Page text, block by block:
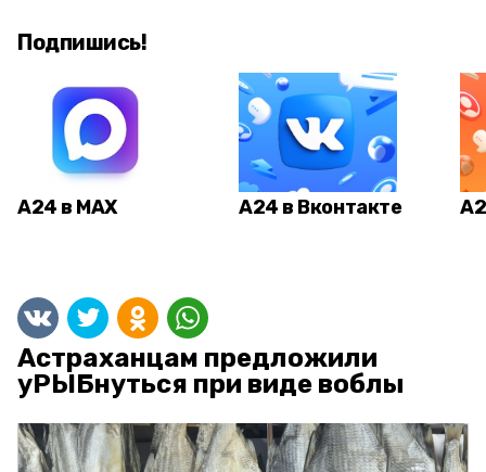
Подпишись!
А24 в MAX А24 в Вконтакте
Астраханцам предложили
уРЫБнуться при виде воблы